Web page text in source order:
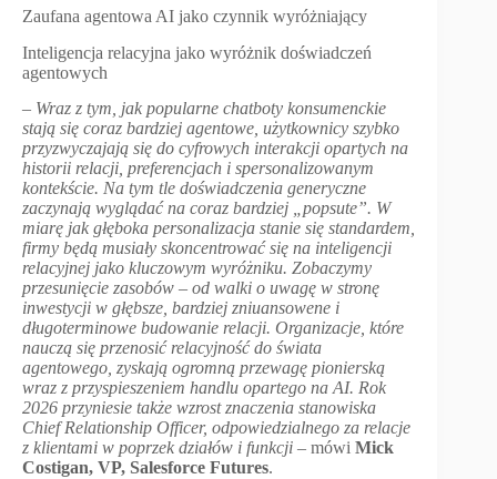
Zaufana agentowa AI jako czynnik wyróżniający
Inteligencja relacyjna jako wyróżnik doświadczeń
agentowych
– Wraz z tym, jak popularne chatboty konsumenckie
stają się coraz bardziej agentowe, użytkownicy szybko
przyzwyczajają się do cyfrowych interakcji opartych na
historii relacji, preferencjach i spersonalizowanym
kontekście. Na tym tle doświadczenia generyczne
zaczynają wyglądać na coraz bardziej
popsute”. W
miarę jak głęboka personalizacja stanie się standardem,
firmy będą musiały skoncentrować się na inteligencji
relacyjnej jako kluczowym wyróżniku. Zobaczymy
przesunięcie zasobów – od walki o uwagę w stronę
inwestycji w głębsze, bardziej zniuansowene i
długoterminowe budowanie relacji. Organizacje, które
nauczą się przenosić relacyjność do świata
agentowego, zyskają ogromną przewagę pionierską
wraz z przyspieszeniem handlu opartego na AI. Rok
2026 przyniesie także wzrost znaczenia stanowiska
Chief Relationship Officer, odpowiedzialnego za relacje
z klientami w poprzek działów i funkcji – mówi Mick
Costigan, VP, Salesforce Futures.